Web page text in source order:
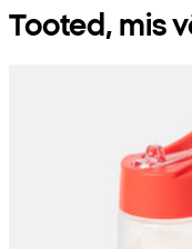
Tooted, mis